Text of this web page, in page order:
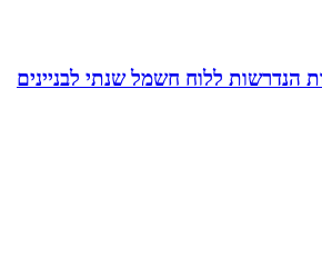
הנדרשות ללוח חשמל שנתי לבניינים